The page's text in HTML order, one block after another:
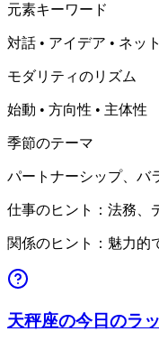
元素キーワード
対話 • アイデア • ネッ
モダリティのリズム
始動 • 方向性 • 主体性
季節のテーマ
パートナーシップ、バ
仕事のヒント：法務、
関係のヒント：魅力的
天秤座の今日のラ